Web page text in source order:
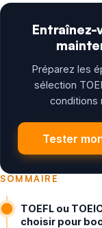
Entraînez-
Préparez les
sélection
conditions
Tester
SOMMAIRE
TOEFL ou
choisir pour